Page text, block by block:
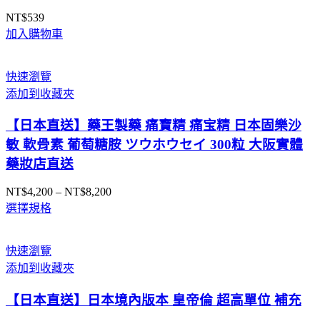
NT$539
加入購物車
快速瀏覽
添加到收藏夾
【日本直送】藥王製藥 痛寶精 痛宝精 日本固樂沙
敏 軟骨素 葡萄糖胺 ツウホウセイ 300粒 大阪實體
藥妝店直送
NT$4,200 – NT$8,200價
選擇規格
快速瀏覽
添加到收藏夾
【日本直送】日本境內版本 皇帝倫 超高單位 補充